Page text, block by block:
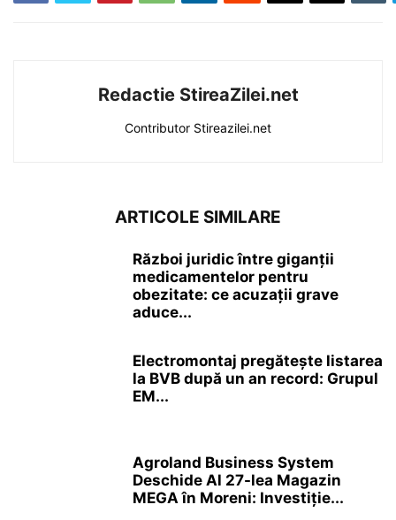
Redactie StireaZilei.net
Contributor Stireazilei.net
ARTICOLE SIMILARE
Război juridic între giganții
medicamentelor pentru
obezitate: ce acuzații grave
aduce...
Electromontaj pregătește listarea
la BVB după un an record: Grupul
EM...
Agroland Business System
Deschide Al 27-lea Magazin
MEGA în Moreni: Investiție...